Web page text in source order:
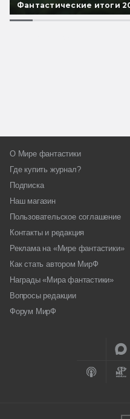
Фантастические итоги
О Мире фантастики
Где купить журнал?
Подписка
Наш магазин
Пользовательское соглашение
Контакты и редакция
Реклама на «Мире фантастики»
Как стать автором МирФ
Награды «Мира фантастики»
Вопросы редакции
Форум МирФ